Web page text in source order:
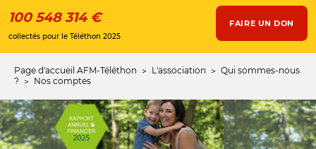
100 548 314 €
collectés pour le Téléthon 2025
FAIRE UN DON
Fil
Page d'accueil AFM-Téléthon L'association
Qui sommes-nous
?
Nos comptes